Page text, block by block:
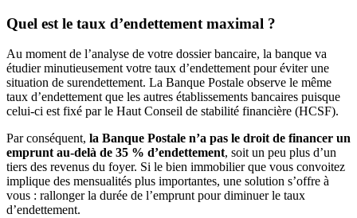
Quel est le taux d’endettement maximal ?
Au moment de l’analyse de votre dossier bancaire, la banque va
étudier minutieusement votre taux d’endettement pour éviter une
situation de surendettement. La Banque Postale observe le même
taux d’endettement que les autres établissements bancaires puisque
celui-ci est fixé par le Haut Conseil de stabilité financière (HCSF).
Par conséquent, la Banque Postale n’a pas le droit de financer un
emprunt au-delà de 35 % d’endettement, soit un peu plus d’un
tiers des revenus du foyer. Si le bien immobilier que vous convoitez
implique des mensualités plus importantes, une solution s’offre à
vous : rallonger la durée de l’emprunt pour diminuer le taux
d’endettement.